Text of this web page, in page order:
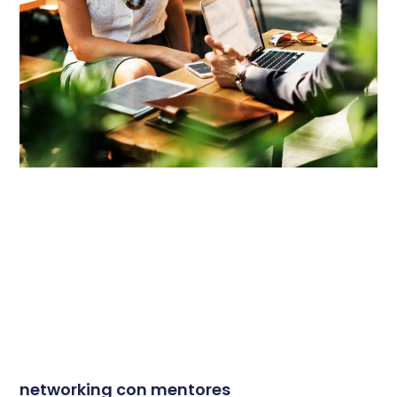
networking con mentores